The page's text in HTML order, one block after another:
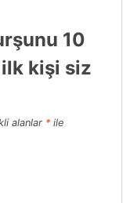
10
kişi siz
alanlar *ile